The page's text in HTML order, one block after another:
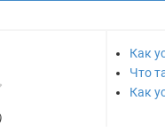
Как
Что
Как